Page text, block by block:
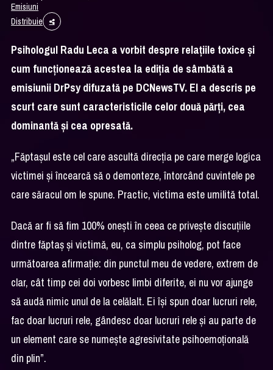
Emisiuni
Distribuie
Psihologul Radu Leca a vorbit despre relațiile toxice și
cum funcționează acestea la ediția de sâmbătă a
emisiunii DrPsy difuzată pe DCNewsTV. El a descris pe
scurt care sunt caracteristicile celor două părți, cea
dominantă și cea opresată.
„Făptașul este cel care ascultă direcția pe care merge logica
victimei și încearcă să o demonteze, întorcând cuvintele pe
care săracul om le spune. Practic, victima este umilită total.
Dacă ar fi să fim 100% onești în ceea ce privește discuțiile
dintre făptaș și victimă, eu, ca simplu psiholog, pot face
următoarea afirmație: din punctul meu de vedere, extrem de
clar, cât timp cei doi vorbesc limbi diferite, ei nu vor ajunge
să audă nimic unul de la celălalt. Ei își spun doar lucruri rele,
fac doar lucruri rele, gândesc doar lucruri rele și au parte de
un element care se numește agresivitate psihoemoțională
din plin”.